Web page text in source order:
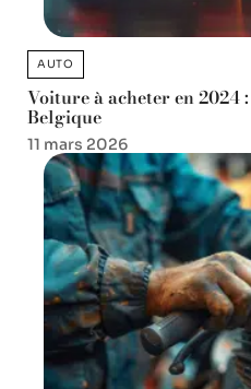
AUTO
Voiture à acheter en 2024
Belgique
11 mars 2026